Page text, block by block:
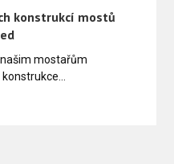
konstrukcí mostů
mostařům